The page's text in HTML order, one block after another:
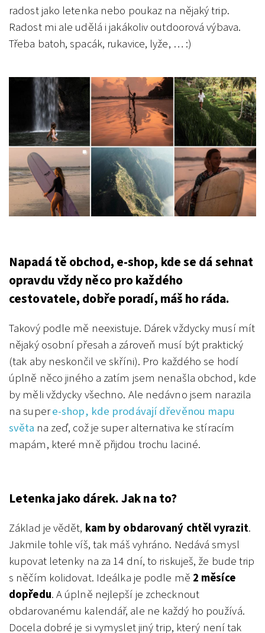
radost jako letenka nebo poukaz na nějaký trip.
Radost mi ale udělá i jakákoliv outdoorová výbava.
Třeba batoh, spacák, rukavice, lyže, … :)
Napadá tě obchod, e-shop, kde se dá sehnat
opravdu vždy něco pro každého
cestovatele, dobře poradí, máš ho ráda.
Takový podle mě neexistuje. Dárek vždycky musí mít
nějaký osobní přesah a zároveň musí být praktický
(tak aby neskončil ve skříni). Pro každého se hodí
úplně něco jiného a zatím jsem nenašla obchod, kde
by měli vždycky všechno. Ale nedávno jsem narazila
na supere-shop, kde prodávají dřevěnou mapu
světa na zeď, což je super alternativa ke stíracím
mapám, které mně přijdou trochu laciné.
Letenka jako dárek. Jak na to?
Základ je vědět, kam by obdarovaný chtěl vyrazit.
Jakmile tohle víš, tak máš vyhráno. Nedává smysl
kupovat letenky na za 14 dní, to riskuješ, že bude trip
s něčím kolidovat. Ideálka je podle mě 2 měsíce
dopředu. A úplně nejlepší je zchecknout
obdarovanému kalendář, ale ne každý ho používá.
Docela dobré je si vymyslet jiný trip, který není tak